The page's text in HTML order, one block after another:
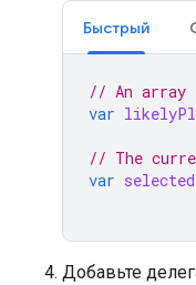
Быстрый
// An
var
// The
var
Добавьте